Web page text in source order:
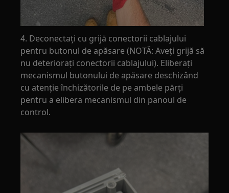
4. Deconectați cu grijă conectorii cablajului
pentru butonul de apăsare (NOTĂ: Aveți grijă să
nu deteriorați conectorii cablajului). Eliberați
mecanismul butonului de apăsare deschizând
cu atenție închizătorile de pe ambele părți
pentru a elibera mecanismul din panoul de
control.